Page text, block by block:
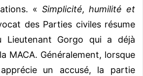
« Simplicité, humilité et
des Parties civiles résume
Lieutenant Gorgo qui a déjà
MACA. Généralement, lorsque
un accusé, la partie